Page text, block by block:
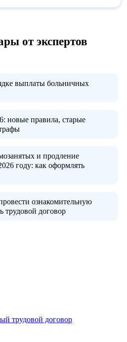
от экспертов
выплаты больничных
новые правила, старые
и продление
году: как оформлять
ознакомительную
трудовой договор
трудовой договор